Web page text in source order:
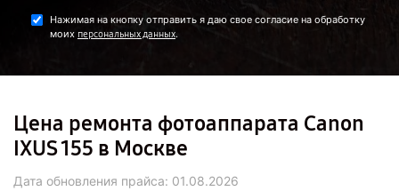
Нажимая на кнопку отправить я даю свое согласие на обработку
моих персональных данных.
Цена ремонта фотоаппарата Canon
IXUS 155 в Москве
Дата обновления прайса: 01.08.2026